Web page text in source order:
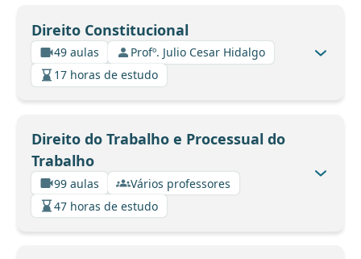
Direito Constitucional
49 aulas
Profº. Julio Cesar Hidalgo
17 horas de estudo
Direito do Trabalho e Processual do
Trabalho
99 aulas
Vários professores
47 horas de estudo